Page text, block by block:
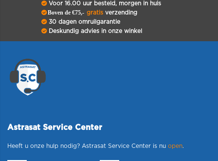
Voor 16.00 uur besteld, morgen in huis
Boven de €75,- gratisverzending
30 dagen omruilgarantie
Deskundig advies in onze winkel
Astrasat Service Center
Heeft u onze hulp nodig? Astrasat Service Center is nu open.